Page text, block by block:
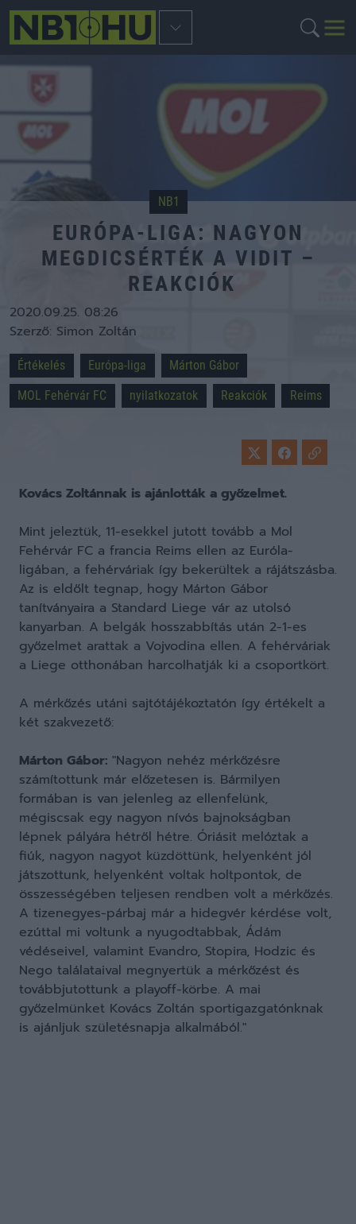
NB1
EURÓPA-LIGA: NAGYON
MEGDICSÉRTÉK A VIDIT –
REAKCIÓK
2020.09.25. 08:26
Szerző: Simon Zoltán
Értékelés Európa-liga
Márton Gábor
MOL Fehérvár FC
nyilatkozatok Reakciók Reims
Kovács Zoltánnak is ajánlották a győzelmet.
Mint jeleztük, 11-esekkel jutott tovább a Mol
Fehérvár FC a francia Reims ellen az Euróla-
ligában, a fehérváriak így bekerültek a rájátszásba.
Az is eldőlt tegnap, hogy Márton Gábor
tanítványaira a Standard Liege vár az utolsó
kanyarban. A belgák hosszabbítás után 2-1-es
győzelmet arattak a Vojvodina ellen. A fehérváriak
a Liege otthonában harcolhatják ki a csoportkört.
A mérkőzés utáni sajtótájékoztatón így értékelt a
két szakvezető:
Márton Gábor: "Nagyon nehéz mérkőzésre
számítottunk már előzetesen is. Bármilyen
formában is van jelenleg az ellenfelünk,
mégiscsak egy nagyon nívós bajnokságban
lépnek pályára hétről hétre. Óriásit melóztak a
fiúk, nagyon nagyot küzdöttünk, helyenként jól
játszottunk, helyenként voltak holtpontok, de
összességében teljesen rendben volt a mérkőzés.
A tizenegyes-párbaj már a hidegvér kérdése volt,
ezúttal mi voltunk a nyugodtabbak, Ádám
védéseivel, valamint Evandro, Stopira, Hodzic és
Nego találataival megnyertük a mérkőzést és
továbbjutottunk a playoff-körbe. A mai
győzelmünket Kovács Zoltán sportigazgatónknak
is ajánljuk születésnapja alkalmából."